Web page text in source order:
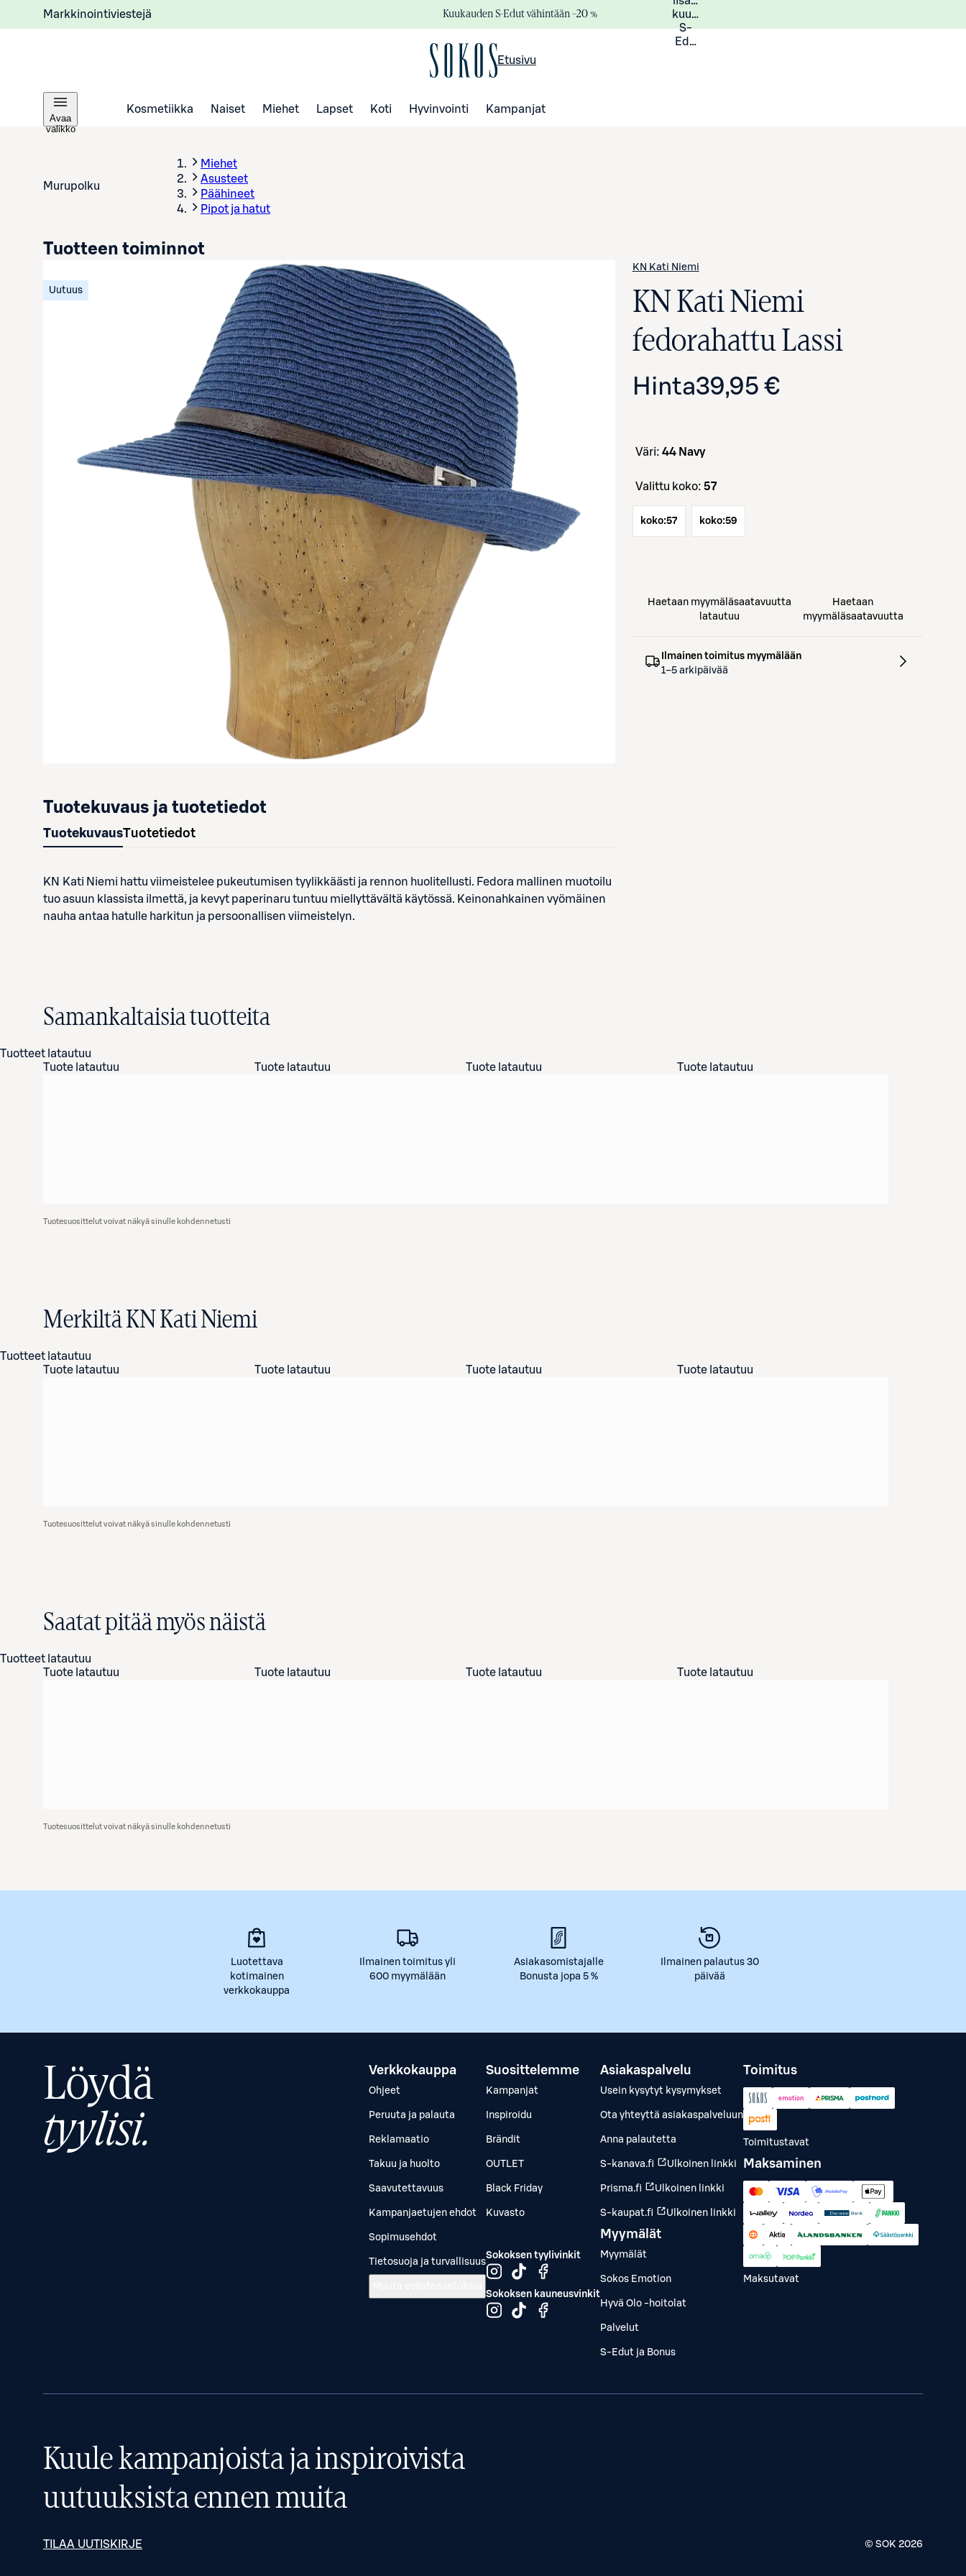
Markkinointiviestejä Kuukauden S-Edut vähintään –20 %
kuukauden
S-
Eduista
Etusivu
Avaa
valikko
Kosmetiikka Naiset Miehet Lapset Koti Hyvinvointi Kampanjat
Murupolku
Miehet
Asusteet
Päähineet
Pipot ja hatut
Avaa tuotekuva suurennettuna
Uutuus
KN Kati Niemi
KN Kati Niemi
fedorahattu Lassi
Hinta39,95 €
Tuotteen toiminnot
väri: 44 Navy
Valittu koko: 57
koko:57 koko:59
Haetaan myymäläsaatavuutta
latautuu
Haetaan
myymäläsaatavuutta
Ilmainen toimitus myymälään
1–5 arkipäivää
Tuotekuvaus ja tuotetiedot
TuotekuvausTuotetiedot
KN Kati Niemi hattu viimeistelee pukeutumisen tyylikkäästi ja rennon huolitellusti. Fedora mallinen muotoilu
tuo asuun klassista ilmettä, ja kevyt paperinaru tuntuu miellyttävältä käytössä. Keinonahkainen vyömäinen
nauha antaa hatulle harkitun ja persoonallisen viimeistelyn.
Samankaltaisia tuotteita
Tuotteet latautuu
Tuote latautuu
Tuote latautuu Tuote latautuu Tuote latautuu
Tuotesuosittelut voivat näkyä sinulle kohdennetusti
Merkiltä KN Kati Niemi
Tuotteet latautuu
Tuote latautuu
Tuote latautuu Tuote latautuu Tuote latautuu
Tuotesuosittelut voivat näkyä sinulle kohdennetusti
Saatat pitää myös näistä
Tuotteet latautuu
Tuote latautuu
Tuote latautuu Tuote latautuu Tuote latautuu
Tuotesuosittelut voivat näkyä sinulle kohdennetusti
Luotettava
kotimainen
verkkokauppa
Ilmainen toimitus yli
600 myymälään
Asiakasomistajalle
Bonusta jopa 5 %
Ilmainen palautus 30
päivää
Löydä
tyylisi.
Verkkokauppa
Ohjeet
Peruuta ja palauta
Reklamaatio
Takuu ja huolto
Saavutettavuus
Kampanjaetujen ehdot
Sopimusehdot
Tietosuoja ja turvallisuus
Suosittelemme
Kampanjat
Inspiroidu
Brändit
OUTLET
Black Friday
Kuvasto
Sokoksen tyylivinkit
Sokoksen kauneusvinkit
Asiakaspalvelu
Usein kysytyt kysymykset
Ota yhteyttä asiakaspalveluun
Anna palautetta
S-kanava.fi Ulkoinen linkki
Prisma.fi Ulkoinen linkki
S-kaupat.fi Ulkoinen linkki
Myymälät
Myymälät
Sokos Emotion
Hyvä Olo -hoitolat
Palvelut
S-Edut ja Bonus
Toimitus
Toimitustavat
Maksaminen
Maksutavat
Kuule kampanjoista ja inspiroivista
uutuuksista ennen muita
TILAA UUTISKIRJE © SOK 2026